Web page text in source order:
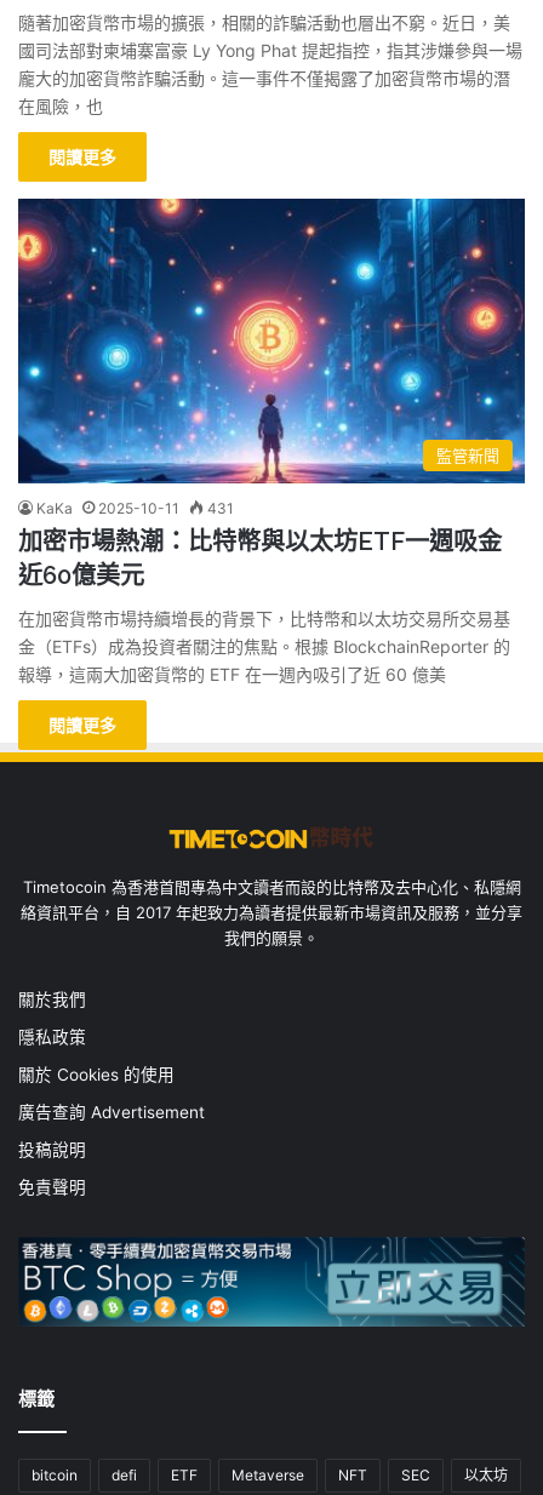
隨著加密貨幣市場的擴張，相關的詐騙活動也層出不窮。近日，美
國司法部對柬埔寨富豪 Ly Yong Phat 提起指控，指其涉嫌參與一場
龐大的加密貨幣詐騙活動。這一事件不僅揭露了加密貨幣市場的潛
在風險，也
閱讀更多
監管新聞
KaKa 2025-10-11 431
加密市場熱潮：比特幣與以太坊ETF一週吸金
近60億美元
在加密貨幣市場持續增長的背景下，比特幣和以太坊交易所交易基
金（ETFs）成為投資者關注的焦點。根據 BlockchainReporter 的
報導，這兩大加密貨幣的 ETF 在一週內吸引了近 60 億美
閱讀更多
Timetocoin 為香港首間專為中文讀者而設的比特幣及去中心化、私隱網
絡資訊平台，自 2017 年起致力為讀者提供最新市場資訊及服務，並分享
我們的願景。
關於我們
隱私政策
關於 Cookies 的使用
廣告查詢 Advertisement
投稿說明
免責聲明
標籤
bitcoin defi ETF Metaverse NFT SEC 以太坊